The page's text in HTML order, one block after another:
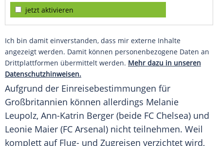
jetzt aktivieren
Ich bin damit einverstanden, dass mir externe Inhalte
angezeigt werden. Damit können personenbezogene Daten an
Drittplattformen übermittelt werden. Mehr dazu in unseren
Datenschutzhinweisen.
Aufgrund der Einreisebestimmungen für
Großbritannien können allerdings Melanie
Leupolz, Ann-Katrin Berger (beide FC Chelsea) und
Leonie Maier (FC Arsenal) nicht teilnehmen. Weil
komplett auf Flug- und Zugreisen verzichtet wird,